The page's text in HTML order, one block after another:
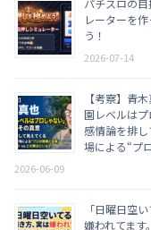
レーターを
う！
2026-07-14
【考察】青
園レベルはプ
感情論を排
場による“プ
2026-06-09
「日曜日空
嫌われてます